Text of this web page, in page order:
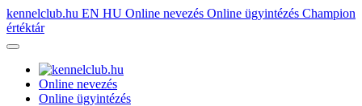
kennelclub.hu EN HU Online nevezés Online ügyintézés Champion
értéktár
Online nevezés
Online ügyintézés